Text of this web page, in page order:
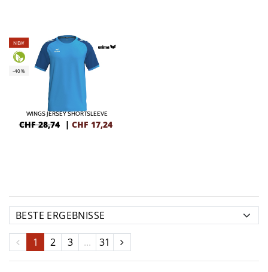
NEW
-40%
WINGS JERSEY SHORTSLEEVE
CHF 28,74 | CHF 17,24
1 2 3 ... 31